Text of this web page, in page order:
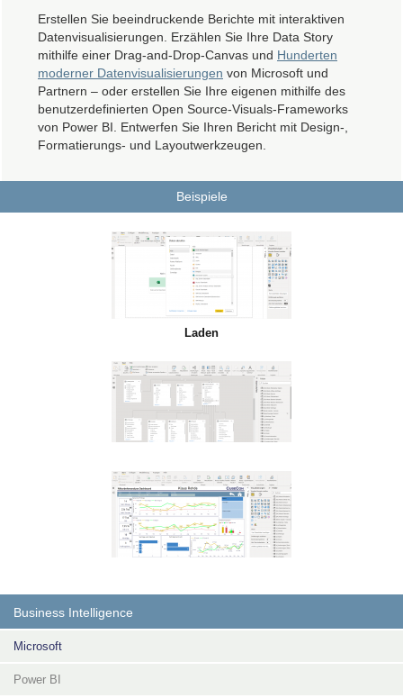
Erstellen Sie beeindruckende Berichte mit interaktiven
Datenvisualisierungen. Erzählen Sie Ihre Data Story
mithilfe einer Drag-and-Drop-Canvas und Hunderten
moderner Datenvisualisierungen von Microsoft und
Partnern – oder erstellen Sie Ihre eigenen mithilfe des
benutzerdefinierten Open Source-Visuals-Frameworks
von Power BI. Entwerfen Sie Ihren Bericht mit Design-,
Formatierungs- und Layoutwerkzeugen.
Beispiele
Laden
Business Intelligence
Microsoft
Power BI